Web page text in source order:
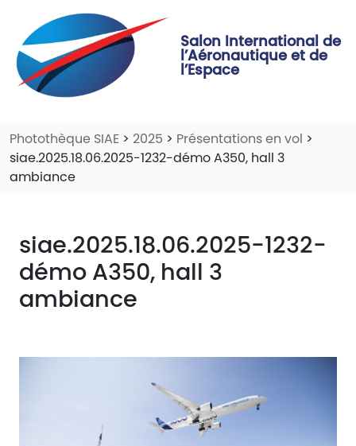
Salon International de
l’Aéronautique et de
l’Espace
Photothèque SIAE > 2025 > Présentations en vol >
siae.2025.18.06.2025-1232-démo A350, hall 3
ambiance
siae.2025.18.06.2025-1232-
démo A350, hall 3
ambiance